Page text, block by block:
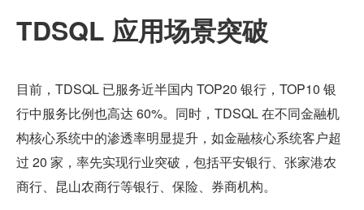
TDSQL 应用场景突破
目前，TDSQL 已服务近半国内 TOP20 银行，TOP10 银
行中服务比例也高达 60%。同时，TDSQL 在不同金融机
构核心系统中的渗透率明显提升，如金融核心系统客户超
过 20 家，率先实现行业突破，包括平安银行、张家港农
商行、昆山农商行等银行、保险、券商机构。